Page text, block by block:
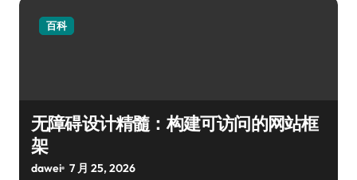
百科
无障碍设计精髓：构建可访问的网站框
架
dawei 7 月 25, 2026